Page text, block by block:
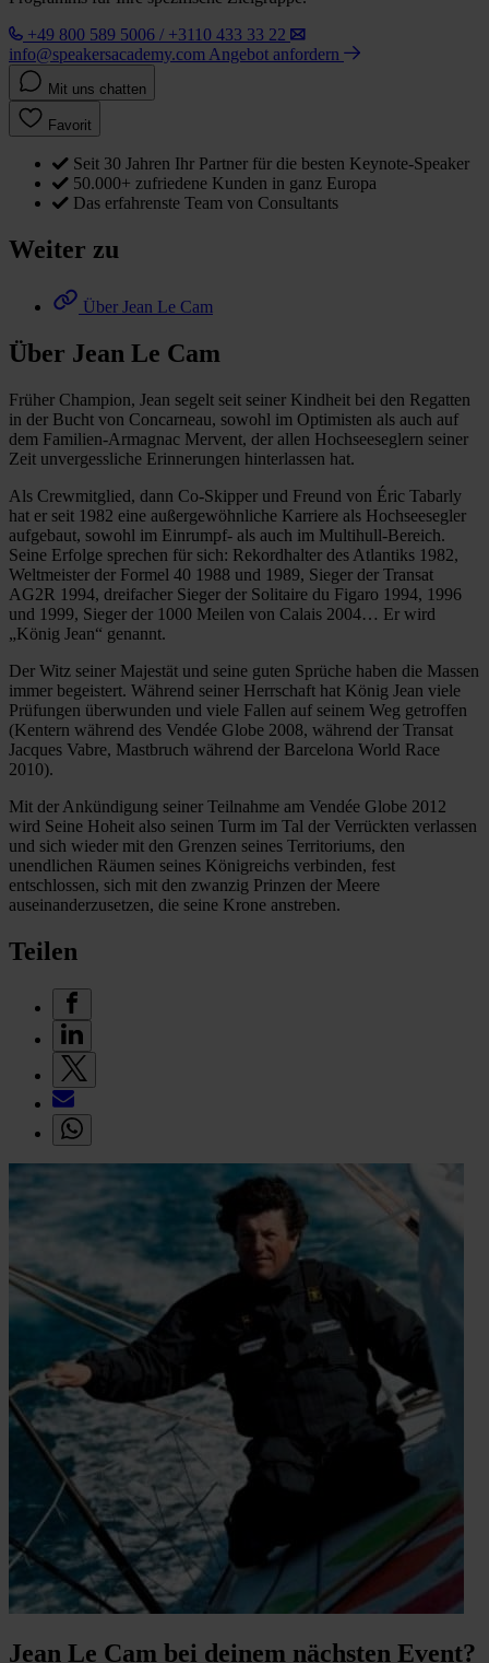
+49 800 589 5006 / +3110 433 33 22
info@speakersacademy.com Angebot anfordern
Mit uns chatten
Favorit
Seit 30 Jahren Ihr Partner für die besten Keynote-Speaker
50.000+ zufriedene Kunden in ganz Europa
Das erfahrenste Team von Consultants
Weiter zu
Über Jean Le Cam
Über Jean Le Cam
Früher Champion, Jean segelt seit seiner Kindheit bei den Regatten
in der Bucht von Concarneau, sowohl im Optimisten als auch auf
dem Familien-Armagnac Mervent, der allen Hochseeseglern seiner
Zeit unvergessliche Erinnerungen hinterlassen hat.
Als Crewmitglied, dann Co-Skipper und Freund von Éric Tabarly
hat er seit 1982 eine außergewöhnliche Karriere als Hochseesegler
aufgebaut, sowohl im Einrumpf- als auch im Multihull-Bereich.
Seine Erfolge sprechen für sich: Rekordhalter des Atlantiks 1982,
Weltmeister der Formel 40 1988 und 1989, Sieger der Transat
AG2R 1994, dreifacher Sieger der Solitaire du Figaro 1994, 1996
und 1999, Sieger der 1000 Meilen von Calais 2004… Er wird
„König Jean“ genannt.
Der Witz seiner Majestät und seine guten Sprüche haben die Massen
immer begeistert. Während seiner Herrschaft hat König Jean viele
Prüfungen überwunden und viele Fallen auf seinem Weg getroffen
(Kentern während des Vendée Globe 2008, während der Transat
Jacques Vabre, Mastbruch während der Barcelona World Race
2010).
Mit der Ankündigung seiner Teilnahme am Vendée Globe 2012
wird Seine Hoheit also seinen Turm im Tal der Verrückten verlassen
und sich wieder mit den Grenzen seines Territoriums, den
unendlichen Räumen seines Königreichs verbinden, fest
entschlossen, sich mit den zwanzig Prinzen der Meere
auseinanderzusetzen, die seine Krone anstreben.
Teilen
Jean Le Cam bei deinem nächsten Event?